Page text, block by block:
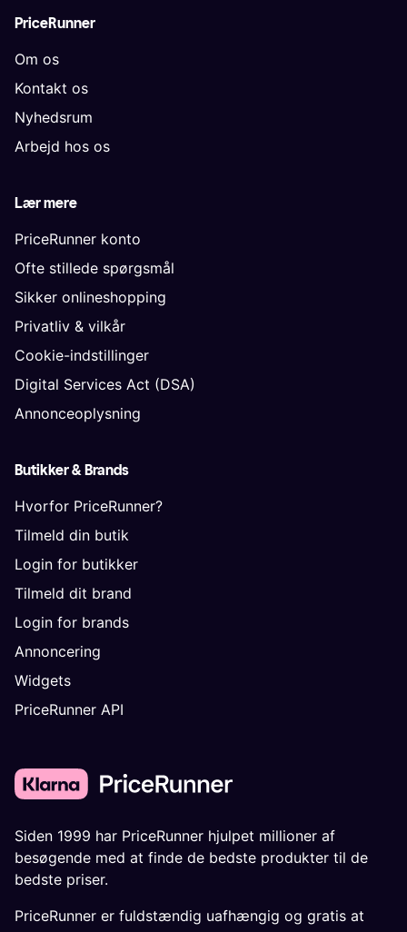
PriceRunner
Om os
Kontakt os
Nyhedsrum
Arbejd hos os
Lær mere
PriceRunner konto
Ofte stillede spørgsmål
Sikker onlineshopping
Privatliv & vilkår
Cookie-indstillinger
Digital Services Act (DSA)
Annonceoplysning
Butikker & Brands
Hvorfor PriceRunner?
Tilmeld din butik
Login for butikker
Tilmeld dit brand
Login for brands
Annoncering
Widgets
PriceRunner API
Siden 1999 har PriceRunner hjulpet millioner af
besøgende med at finde de bedste produkter til de
bedste priser.
PriceRunner er fuldstændig uafhængig og gratis at